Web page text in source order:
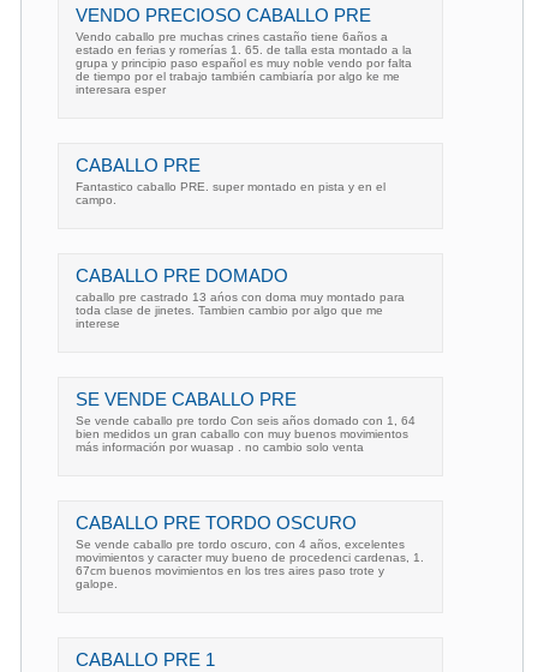
VENDO PRECIOSO CABALLO PRE
Vendo caballo pre muchas crines castaño tiene 6años a
estado en ferias y romerías 1. 65. de talla esta montado a la
grupa y principio paso español es muy noble vendo por falta
de tiempo por el trabajo también cambiaría por algo ke me
interesara esper
CABALLO PRE
Fantastico caballo PRE. super montado en pista y en el
campo.
CABALLO PRE DOMADO
caballo pre castrado 13 ańos con doma muy montado para
toda clase de jinetes. Tambien cambio por algo que me
interese
SE VENDE CABALLO PRE
Se vende caballo pre tordo Con seis años domado con 1, 64
bien medidos un gran caballo con muy buenos movimientos
más información por wuasap . no cambio solo venta
CABALLO PRE TORDO OSCURO
Se vende caballo pre tordo oscuro, con 4 años, excelentes
movimientos y caracter muy bueno de procedenci cardenas, 1.
67cm buenos movimientos en los tres aires paso trote y
galope.
CABALLO PRE 1